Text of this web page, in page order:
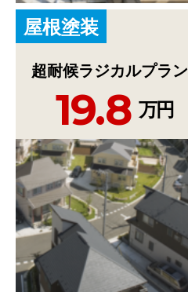
屋根塗装
超耐候ラジカルプラン
19.8 万円